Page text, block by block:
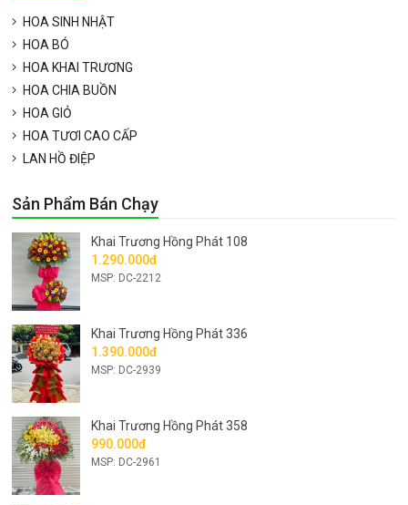
HOA SINH NHẬT
HOA BÓ
HOA KHAI TRƯƠNG
HOA CHIA BUỒN
HOA GIỎ
HOA TƯƠI CAO CẤP
LAN HỒ ĐIỆP
Sản Phẩm Bán Chạy
Khai Trương Hồng Phát 108
1.290.000đ
MSP: DC-2212
Khai Trương Hồng Phát 336
1.390.000đ
MSP: DC-2939
Khai Trương Hồng Phát 358
990.000đ
MSP: DC-2961